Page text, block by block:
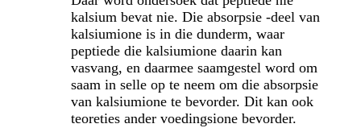
kalsium bevat nie. Die absorpsie -deel van
kalsiumione is in die dunderm, waar
peptiede die kalsiumione daarin kan
vasvang, en daarmee saamgestel word om
saam in selle op te neem om die absorpsie
van kalsiumione te bevorder. Dit kan ook
teoreties ander voedingsione bevorder.